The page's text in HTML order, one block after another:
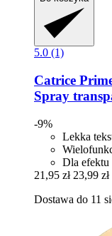
5.0 (1)
Catrice
Spray
-9%
Lekka
Dla efektu
21,95 zł 23,99 zł
Dostawa do 11